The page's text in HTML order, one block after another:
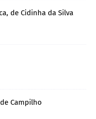
de Cidinha da Silva
Campilho